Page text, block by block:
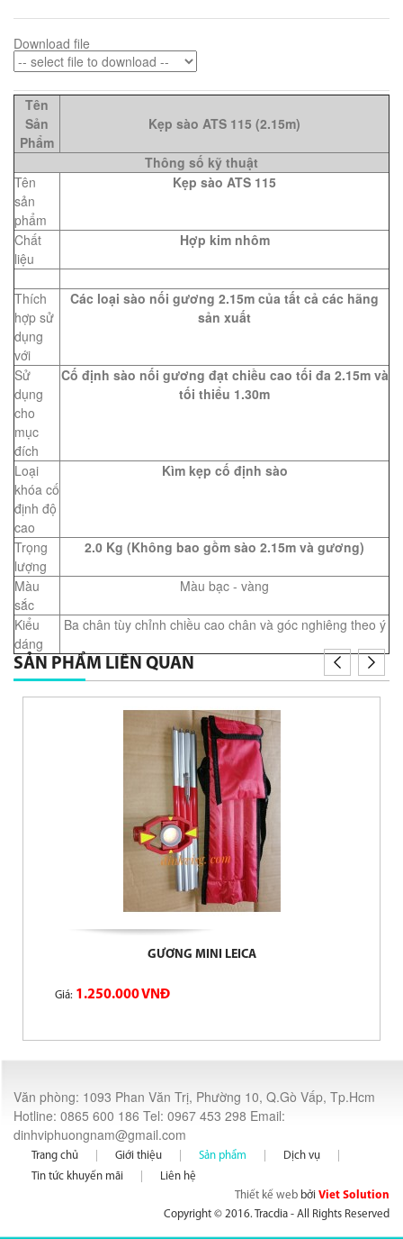
Download file
Tên
Sản
Phẩm
Kẹp sào ATS 115 (2.15m)
Thông số kỹ thuật
Tên
sản
phẩm
Kẹp sào ATS 115
Chất
liệu
Hợp kim nhôm
Thích
hợp sử
dụng
với
Các loại sào nối gương 2.15m của tất cả các hãng
sản xuất
Sử
dụng
cho
mục
đích
Cố định sào nối gương đạt chiều cao tối đa 2.15m và
tối thiểu 1.30m
Loại
khóa cố
định độ
cao
Kìm kẹp cố định sào
Trọng
lượng
2.0 Kg (Không bao gồm sào 2.15m và gương)
Màu
sắc
Màu bạc - vàng
Kiểu
dáng
Ba chân tùy chỉnh chiều cao chân và góc nghiêng theo ý
SẢN PHẨM LIÊN QUAN
GƯƠNG MINI LEICA
Giá: 1.250.000 VNĐ
Văn phòng: 1093 Phan Văn Trị, Phường 10, Q.Gò Vấp, Tp.Hcm
Hotline: 0865 600 186 Tel: 0967 453 298 Email:
dinhviphuongnam@gmail.com
Trang chủ Giới thiệu Sản phẩm
Dịch vụ
Tin tức khuyến mãi
Liên hệ
Thiết kế web bởi Viet Solution
Copyright © 2016. Tracdia - All Rights Reserved